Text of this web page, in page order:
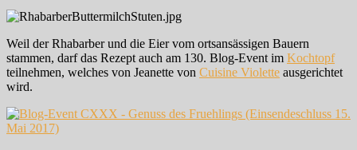
Weil der Rhabarber und die Eier vom ortsansässigen Bauern
stammen, darf das Rezept auch am 130. Blog-Event im Kochtopf
teilnehmen, welches von Jeanette von Cuisine Violette ausgerichtet
wird.